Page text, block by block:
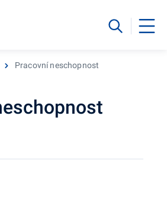
Pracovní neschopnost